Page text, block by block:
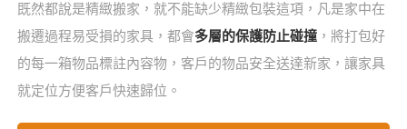
既然都說是精緻搬家，就不能缺少精緻包裝這項，凡是家中在
搬遷過程易受損的家具，都會多層的保護防止碰撞，將打包好
的每一箱物品標註內容物，客戶的物品安全送達新家，讓家具
就定位方便客戶快速歸位。